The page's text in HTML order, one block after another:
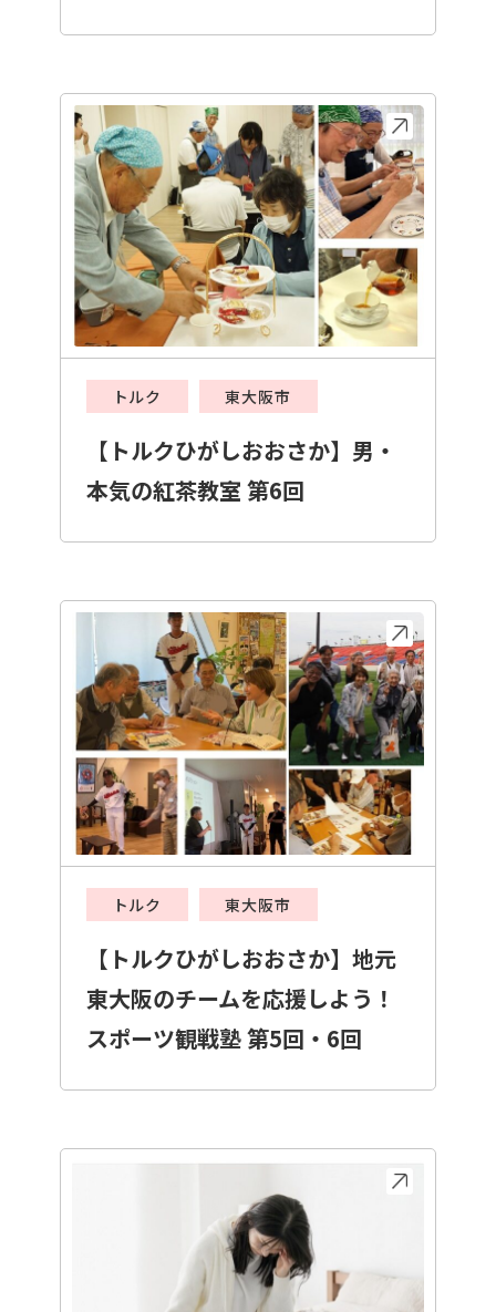
トルク 東大阪市
【トルクひがしおおさか】男・
本気の紅茶教室 第6回
トルク 東大阪市
【トルクひがしおおさか】地元
東大阪のチームを応援しよう！
スポーツ観戦塾 第5回・6回